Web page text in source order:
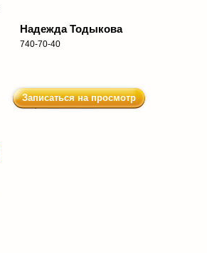
Надежда Тодыкова
740-70-40
Записаться на просмотр